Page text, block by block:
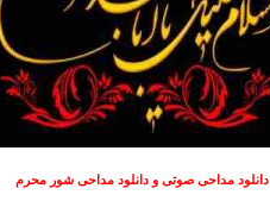
دانلود مداحی صوتی و دانلود مداحی شور محرم